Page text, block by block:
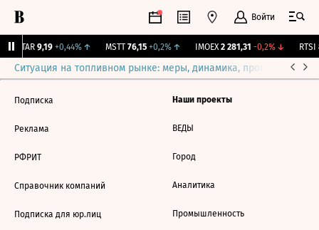
Войти
UTAR 9,19 +0,44%↑ MSTT 76,15 +0,2%↑ IMOEX 2 281,31 -0,2%↓ RTSI
Ситуация на топливном рынке: меры, динамика, прогнозы
Подписка
Реклама
РФРИТ
Справочник компаний
Подписка для юр.лиц
Наши проекты
ВЕДЫ
Город
Аналитика
Промышленность